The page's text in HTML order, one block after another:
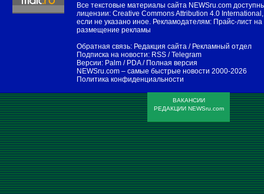
Все текстовые материалы сайта NEWSru.com
лицензии: Creative Commons Attribution 4.0 International ,
если не указано иное. Рекламодателям: Прайс-лист на
размещение рекламы
Обратная связь: Редакция сайта / Рекламный отдел
Подписка на новости: RSS /Telegram
Версии: Palm / PDA/ Полная версия
NEWSru.com – самые быстрые новости 2000-2026
Политика конфиденциальности
ВАКАНСИИ
РЕДАКЦИИ NEWSru.com